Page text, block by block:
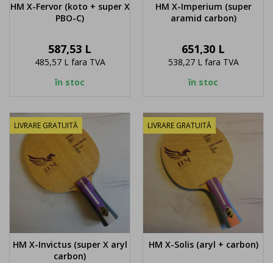
HM X-Fervor (koto + super X
PBO-C)
Pret
587,53 L
485,57 L fara TVA
în stoc
HM X-Imperium (super
aramid carbon)
Pret
651,30 L
538,27 L fara TVA
în stoc
LIVRARE GRATUITĂ
HM X-Invictus (super X aryl
carbon)
LIVRARE GRATUITĂ
HM X-Solis (aryl + carbon)